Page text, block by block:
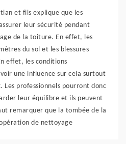
et fils explique que les
leur sécurité pendant
de la toiture. En effet, les
du sol et les blessures
effet, les conditions
une influence sur cela surtout
Les professionnels pourront donc
leur équilibre et ils peuvent
remarquer que la tombée de la
de nettoyage